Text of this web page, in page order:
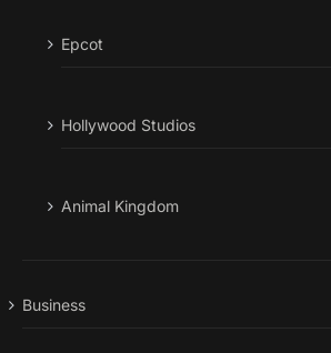
Epcot
Hollywood Studios
Animal Kingdom
Business